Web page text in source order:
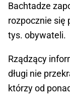
Bachtadze
rozpocznie się
tys. obywateli.
Rządzący
długi nie
którzy od